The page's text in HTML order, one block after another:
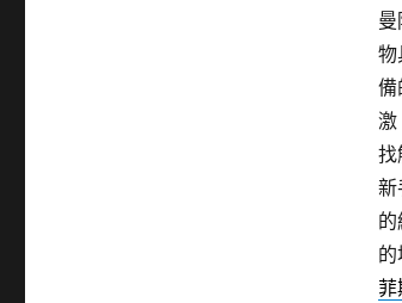
物
備
激
找
新
的
菲